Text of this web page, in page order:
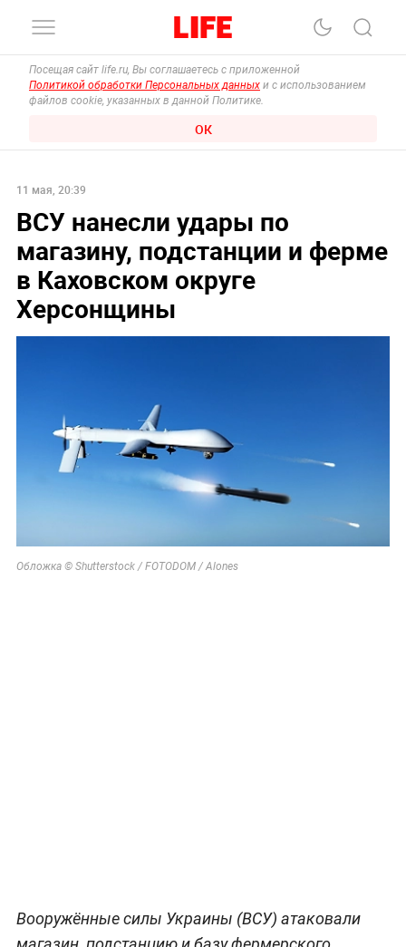
Посещая сайт life.ru, Вы соглашаетесь с приложенной
Политикой обработки Персональных данных и с использованием
файлов cookie, указанных в данной Политике.
ОК
11 мая, 20:39
ВСУ нанесли удары по
магазину, подстанции и ферме
в Каховском округе
Херсонщины
Обложка © Shutterstock / FOTODOM / Alones
Вооружённые силы Украины (ВСУ) атаковали